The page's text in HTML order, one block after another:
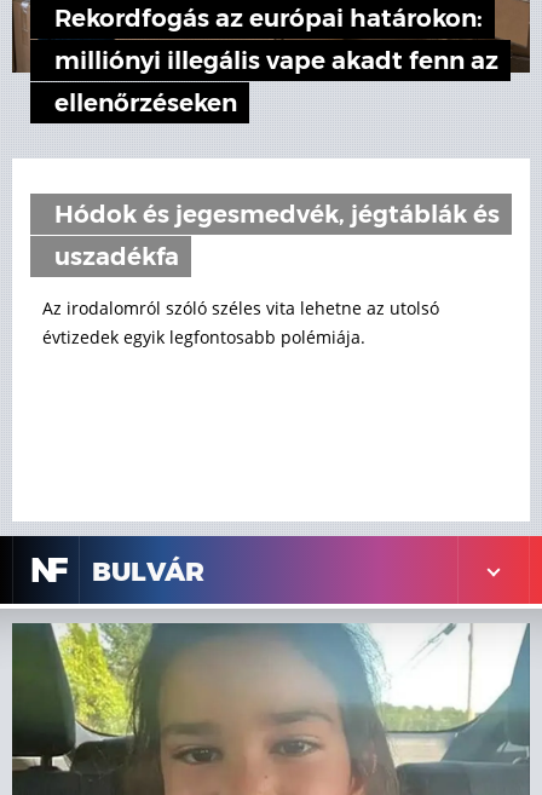
Rekordfogás az európai határokon:
milliónyi illegális vape akadt fenn az
ellenőrzéseken
Hódok és jegesmedvék, jégtáblák és
uszadékfa
Az irodalomról szóló széles vita lehetne az utolsó
évtizedek egyik legfontosabb polémiája.
NF BULVÁR